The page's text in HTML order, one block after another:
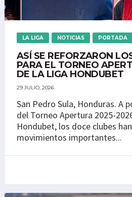
LA LIGA NOTICIAS PORTADA
ASÍ SE REFORZARON
PARA EL TORNEO
DE LA LIGA HONDUBET
29 JULIO, 2026
San Pedro Sula, Honduras. A
del Torneo Apertura 2025-
Hondubet, los doce clubes
movimientos importantes...